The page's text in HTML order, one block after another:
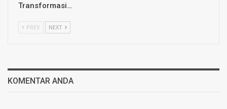
Transformasi…
PREV NEXT
KOMENTAR ANDA